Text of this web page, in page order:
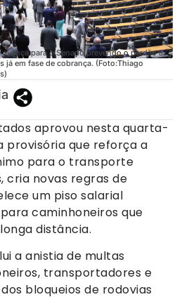
para o Senado prevendo o perdão a
em fase de cobrança. (Foto:Thiago
aprovou nesta quarta-
provisória que reforça a
para o transporte
cria novas regras de
um piso salarial
caminhoneiros que
distância.
a anistia de multas
transportadores e
bloqueios de rodovias